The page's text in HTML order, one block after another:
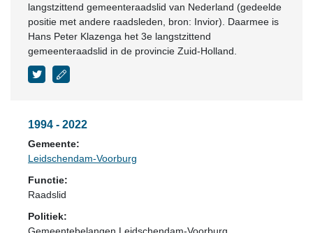
langstzittend gemeenteraadslid van Nederland (gedeelde
positie met andere raadsleden, bron: Invior). Daarmee is
Hans Peter Klazenga het 3e langstzittend
gemeenteraadslid in de provincie Zuid-Holland.
1994 - 2022
Gemeente:
Leidschendam-Voorburg
Functie:
Raadslid
Politiek: